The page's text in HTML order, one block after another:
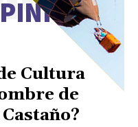
Cultura
de